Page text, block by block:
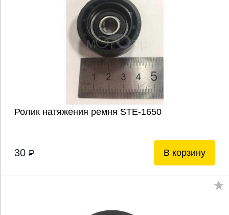
Ролик натяжения ремня STE-1650
30 P В корзину